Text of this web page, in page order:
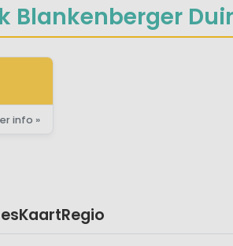
Blankenberger
info »
KaartRegio